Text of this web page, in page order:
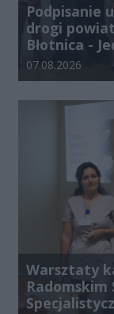
Podpisanie
drogi
Błotnica -
Data dodania
07.08.2026
Warsztaty
Radomskim